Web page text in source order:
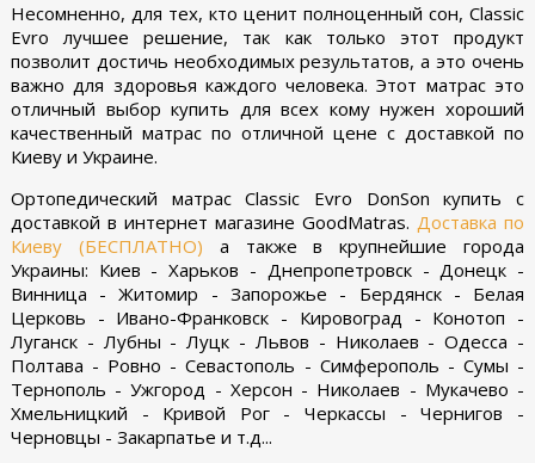
Несомненно, для тех, кто ценит полноценный сон, Classic
Evro лучшее решение, так как только этот продукт
позволит достичь необходимых результатов, а это очень
важно для здоровья каждого человека. Этот матрас это
отличный выбор купить для всех кому нужен хороший
качественный матрас по отличной цене с доставкой по
Киеву и Украине.
Ортопедический матрас Classic Evro DonSon купить с
доставкой в интернет магазине GoodMatras.Доставка по
Киеву (БЕСПЛАТНО) а также в крупнейшие города
Украины: Киев - Харьков - Днепропетровск - Донецк -
Винница - Житомир - Запорожье - Бердянск - Белая
Церковь - Ивано-Франковск - Кировоград - Конотоп -
Луганск - Лубны - Луцк - Львов - Николаев - Одесса -
Полтава - Ровно - Севастополь - Симферополь - Сумы -
Тернополь - Ужгород - Херсон - Николаев - Мукачево -
Хмельницкий - Кривой Рог - Черкассы - Чернигов -
Черновцы - Закарпатье и т.д...